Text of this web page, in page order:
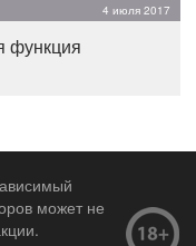
4 июля 2017
функция
может не